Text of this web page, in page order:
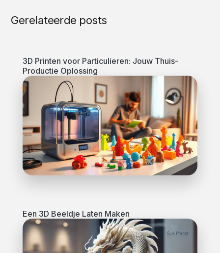
Gerelateerde posts
3D Printen voor Particulieren: Jouw Thuis-
Productie Oplossing
Een 3D Beeldje Laten Maken